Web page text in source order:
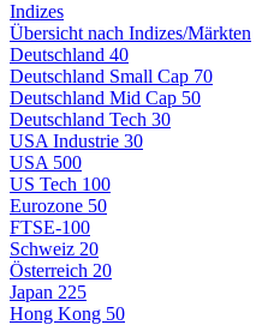
Indizes
Übersicht nach Indizes/Märkten
Deutschland 40
Deutschland Small Cap 70
Deutschland Mid Cap 50
Deutschland Tech 30
USA Industrie 30
USA 500
US Tech 100
Eurozone 50
FTSE-100
Schweiz 20
Österreich 20
Japan 225
Hong Kong 50